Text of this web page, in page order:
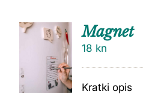
DODAJ
Magnet
18 kn
Kratki opis